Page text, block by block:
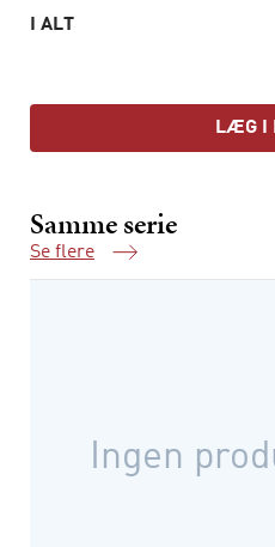
I ALT
LÆG I
Samme serie
Se flere
Samme serie
Ingen